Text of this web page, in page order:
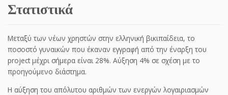
Στατιστικά
Μεταξύ των νέων χρηστών στην ελληνική βικιπαίδεια, το
ποσοστό γυναικών που έκαναν εγγραφή από την έναρξη του
project μέχρι σήμερα είναι 28%. Αύξηση 4% σε σχέση με το
προηγούμενο διάστημα.
Η αύξηση του απόλυτου αριθμών των ενεργών λογαιριασμών